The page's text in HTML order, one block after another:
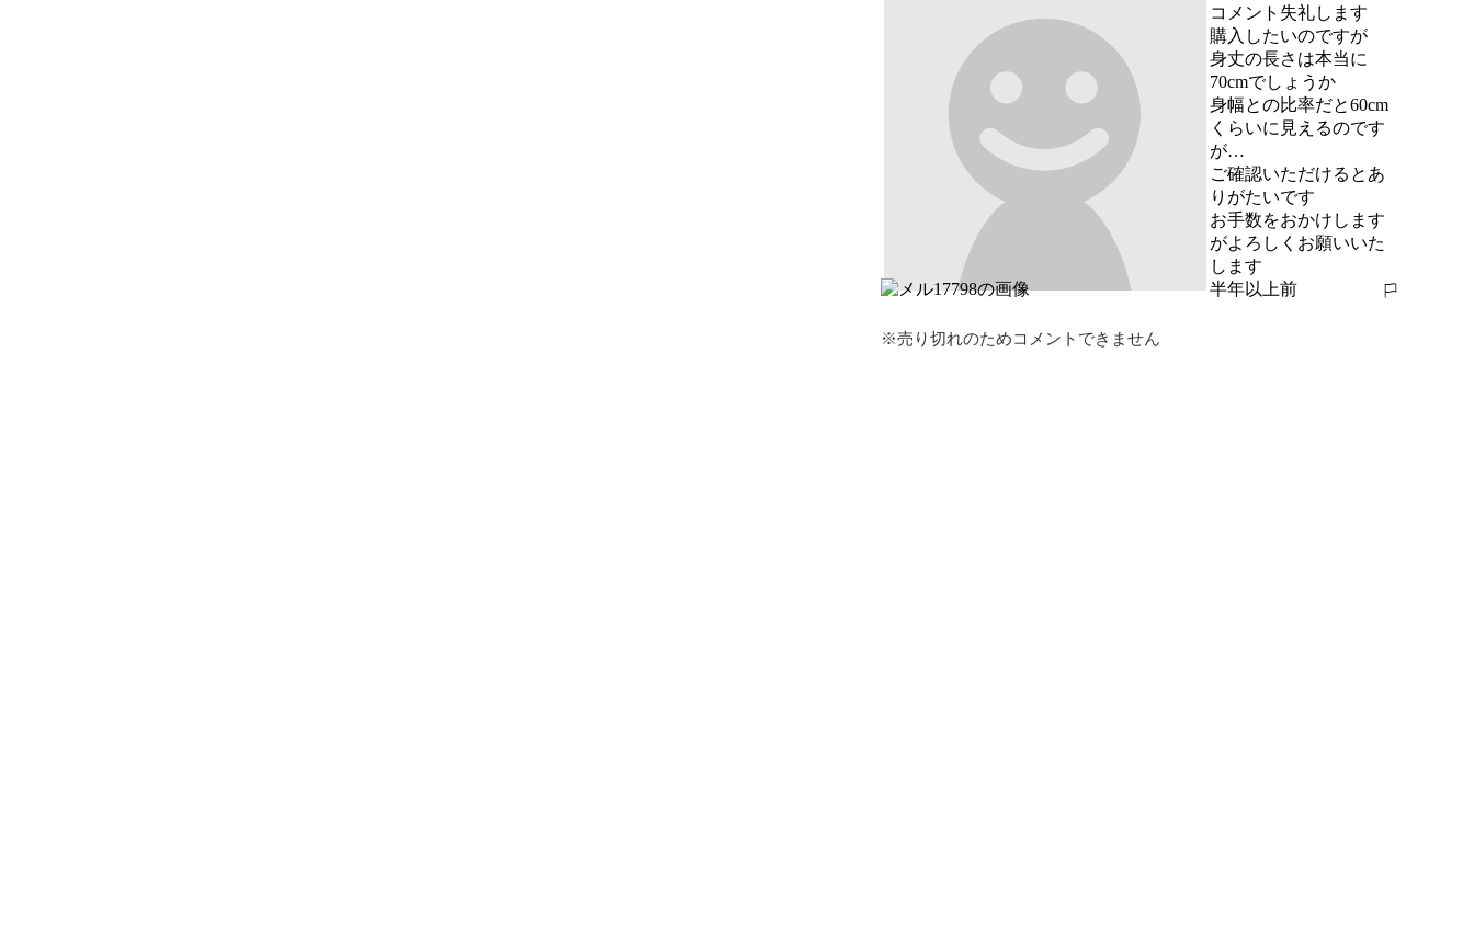
コメント失礼します
購入したいのですが
身丈の長さは本当に
70cmでしょうか
身幅との比率だと60cm
くらいに見えるのです
が…
ご確認いただけるとあ
りがたいです
お手数をおかけします
がよろしくお願いいた
します
半年以上前
報告する
※売り切れのためコメントできません